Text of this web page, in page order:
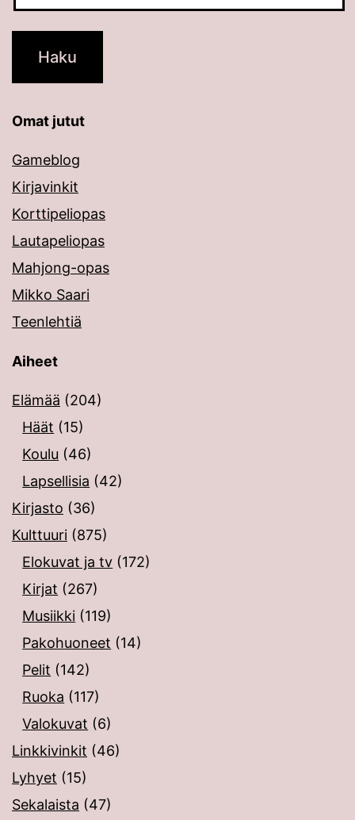
Omat jutut
Gameblog
Kirjavinkit
Korttipeliopas
Lautapeliopas
Mahjong-opas
Mikko Saari
Teenlehtiä
Aiheet
Elämää (204)
Häät (15)
Koulu (46)
Lapsellisia (42)
Kirjasto (36)
Kulttuuri (875)
Elokuvat ja tv (172)
Kirjat (267)
Musiikki (119)
Pakohuoneet (14)
Pelit (142)
Ruoka (117)
Valokuvat (6)
Linkkivinkit (46)
Lyhyet (15)
Sekalaista (47)